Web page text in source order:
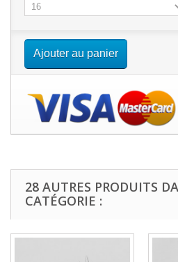
Ajouter au panier
28 AUTRES PRODUITS
CATÉGORIE :